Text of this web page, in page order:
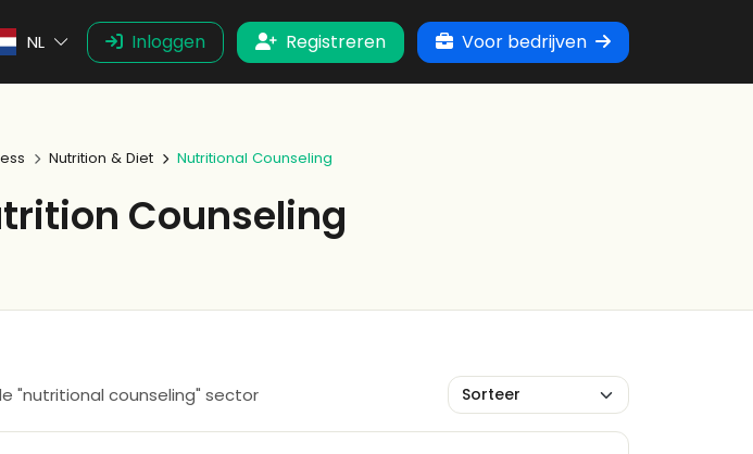
NL Inloggen Registreren Voor bedrijven
Nutrition & Diet Nutritional Counseling
Counseling
"nutritional counseling" sector